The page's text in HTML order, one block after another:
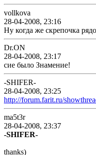
vollkova
28-04-2008, 23:16
Ну когда же скрепочка
Dr.ON
28-04-2008, 23:17
сие было Знамение!
-SHIFER-
28-04-2008, 23:25
http://forum.farit.ru/
ma5t3r
28-04-2008, 23:37
-SHIFER-
thanks)